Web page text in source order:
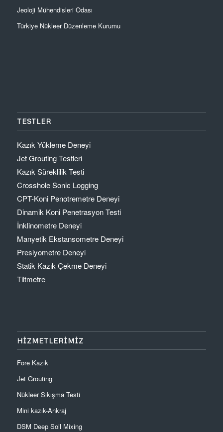
Jeoloji Mühendisleri Odası
Türkiye Nükleer Düzenleme Kurumu
TESTLER
Kazık Yükleme Deneyi
Jet Grouting Testleri
Kazık Süreklilik Testi
Crosshole Sonic Logging
CPT-Koni Penotremetre Deneyi
Dinamik Koni Penetrasyon Testi
İnklinometre Deneyi
Manyetik Ekstansometre Deneyi
Presiyometre Deneyi
Statik Kazık Çekme Deneyi
Tiltmetre
HİZMETLERİMİZ
Fore Kazık
Jet Grouting
Nükleer Sıkışma Testi
Mini kazık-Ankraj
DSM Deep Soil Mixing